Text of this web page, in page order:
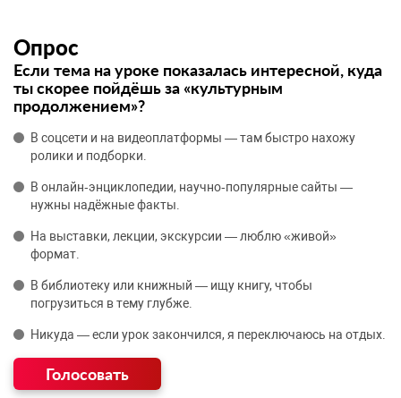
Опрос
Если тема на уроке показалась интересной, куда
ты скорее пойдёшь за «культурным
продолжением»?
В соцсети и на видеоплатформы — там быстро нахожу
ролики и подборки.
В онлайн‑энциклопедии, научно‑популярные сайты —
нужны надёжные факты.
На выставки, лекции, экскурсии — люблю «живой»
формат.
В библиотеку или книжный — ищу книгу, чтобы
погрузиться в тему глубже.
Никуда — если урок закончился, я переключаюсь на отдых.